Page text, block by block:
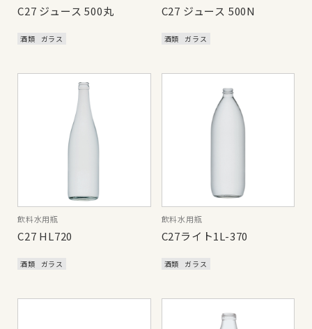
C27 ジュース 500丸
酒類 ガラス
C27 ジュース 500N
酒類 ガラス
飲料水用瓶
C27 HL720
酒類 ガラス
飲料水用瓶
C27ライト1L-370
酒類 ガラス